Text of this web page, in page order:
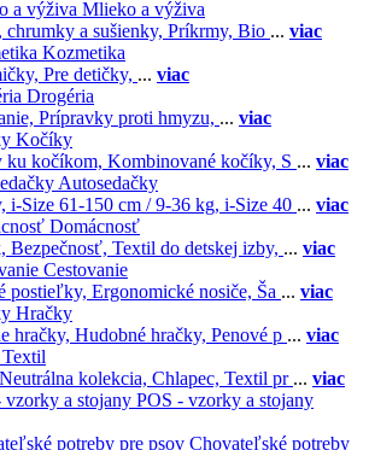
Mlieko a výživa
chrumky a sušienky, Príkrmy, Bio ... viac
Kozmetika
Pre detičky, ... viac
Drogéria
Prípravky proti hmyzu, ... viac
Kočíky
ku kočíkom, Kombinované kočíky, S ... viac
Autosedačky
i-Size 61-150 cm / 9-36 kg, i-Size 40 ... viac
Domácnosť
Bezpečnosť, Textil do detskej izby, ... viac
Cestovanie
postieľky, Ergonomické nosiče, Ša ... viac
Hračky
hračky, Hudobné hračky, Penové p ... viac
Textil
Neutrálna kolekcia, Chlapec, Textil pr ... viac
POS - vzorky a stojany
Chovateľské potreby